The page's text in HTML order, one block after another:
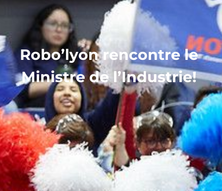
Robo’lyon rencontre le
Ministre de l’Industrie!